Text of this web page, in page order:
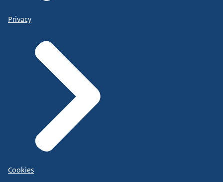
Privacy
Cookies